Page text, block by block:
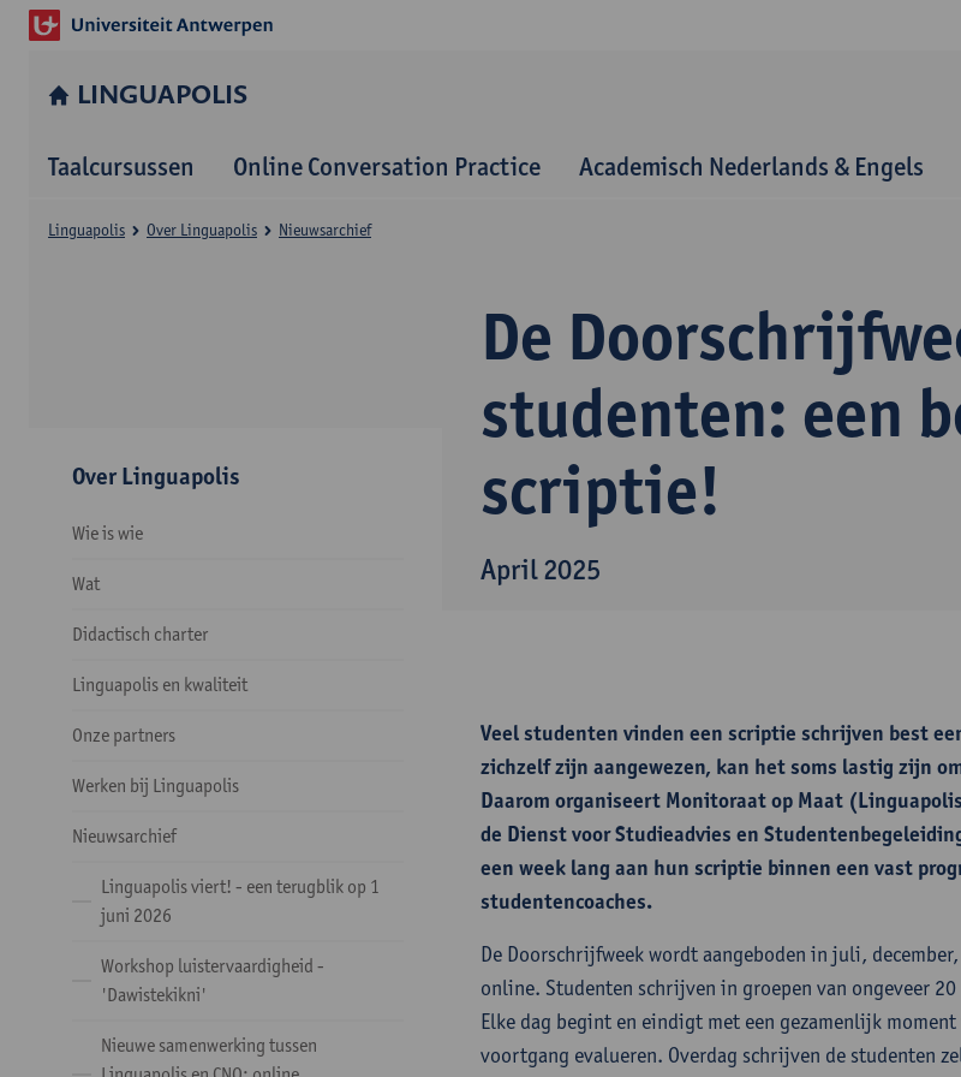
LINGUAPOLIS
Taalcursussen Online Conversation Practice Academisch Nederlands & Engels
De
studenten: een
scriptie!
April 2025
Linguapolis Over Linguapolis Nieuwsarchief
Over Linguapolis
Wie is wie
Wat
Didactisch charter
Linguapolis en kwaliteit
Onze partners
Werken bij Linguapolis
Nieuwsarchief
Linguapolis viert! - een terugblik op 1
juni 2026
Workshop luistervaardigheid -
'Dawistekikni'
Nieuwe samenwerking tussen
Veel studenten vinden een scriptie schrijven best
zichzelf zijn aangewezen, kan het soms lastig zijn
Daarom organiseert Monitoraat op Maat
de Dienst voor Studieadvies en
een week lang aan hun scriptie binnen een vast
studentencoaches.
De Doorschrijfweek wordt aangeboden in juli,
online. Studenten schrijven in groepen van ongeveer
Elke dag begint en eindigt met een gezamenlijk
voortgang evalueren. Overdag schrijven de studenten